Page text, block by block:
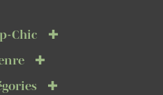
Chic